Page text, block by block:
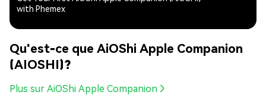
with Phemex
Qu'est-ce que AiOShi Apple Companion
(AIOSHI)?
Plus sur AiOShi Apple Companion